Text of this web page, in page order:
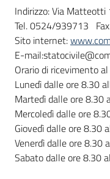
Indirizzo: Via Matteotti
Tel. 0524/939713
Sito internet:
E-
Orario di ricevimento
Lunedì dalle ore 8.30
Martedì dalle ore 8.30
Mercoledì dalle ore
Giovedì dalle ore 8.30
Venerdì dalle ore 8.30
Sabato dalle ore 8.30